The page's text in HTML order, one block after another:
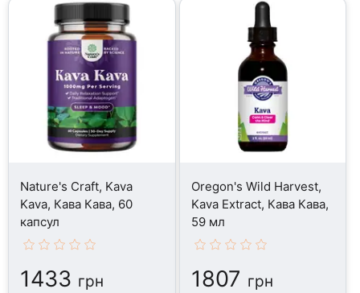
Nature's Craft, Kava
Kava, Кава Кава, 60
капсул
1433 грн
Oregon's Wild Harvest,
Kava Extract, Кава Кава,
59 мл
1807 грн